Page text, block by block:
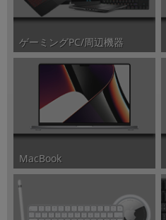
ゲーミングPC/周辺機器
MacBook